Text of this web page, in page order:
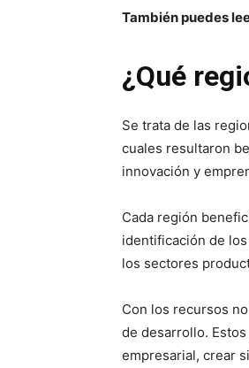
También puedes
¿Qué
Se trata de las
cuales resultaron
innovación y
Cada región
identificación de
los sectores
Con los recursos
de desarrollo.
empresarial, crear